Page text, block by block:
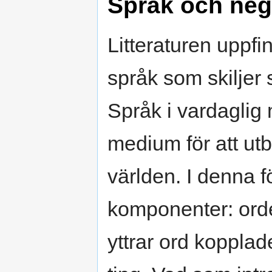
Litteraturen
språk som skiljer
Språk i vardaglig
medium för att
världen. I denna
komponenter:
yttrar ord